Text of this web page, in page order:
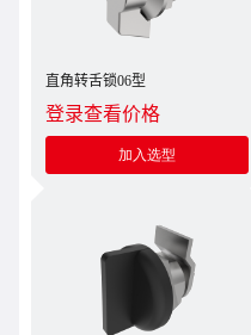
直角转舌锁06型
登录查看价格
加入选型